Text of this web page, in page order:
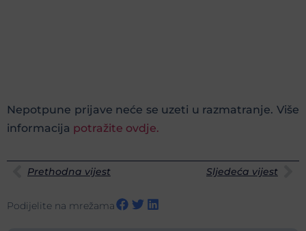
Nepotpune prijave neće se uzeti u razmatranje. Više
informacija potražite ovdje.
Prethodna vijest Sljedeća vijest
Podijelite na mrežama